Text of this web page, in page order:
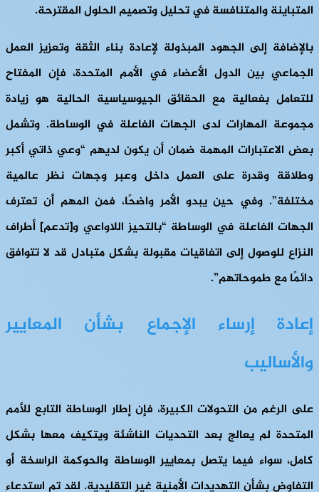
المتباينة والمتنافسة في تحليل وتصميم الحلول المقترحة.
بالإضافة إلى الجهود المبذولة لإعادة بناء الثقة وتعزيز العمل
الجماعي بين الدول الأعضاء في الأمم المتحدة، فإن المفتاح
للتعامل بفعالية مع الحقائق الجيوسياسية الحالية هو زيادة
مجموعة المهارات لدى الجهات الفاعلة في الوساطة. وتشمل
بعض الاعتبارات المهمة ضمان أن يكون لديهم “وعي ذاتي أكبر
وطلاقة وقدرة على العمل داخل وعبر وجهات نظر عالمية
مختلفة”. وفي حين يبدو الأمر واضحًا، فمن المهم أن تعترف
الجهات الفاعلة في الوساطة “بالتحيز اللاواعي و[تدعم] أطراف
النزاع للوصول إلى اتفاقيات مقبولة بشكل متبادل قد لا تتوافق
دائمًا مع طموحاتهم”.
إعادة إرساء الإجماع بشأن المعايير
والأساليب
على الرغم من التحولات الكبيرة، فإن إطار الوساطة التابع للأمم
المتحدة لم يعالج بعد التحديات الناشئة ويتكيف معها بشكل
كامل، سواء فيما يتصل بمعايير الوساطة والحوكمة الراسخة أو
التفاوض بشأن التهديدات الأمنية غير التقليدية. لقد تم استدعاء